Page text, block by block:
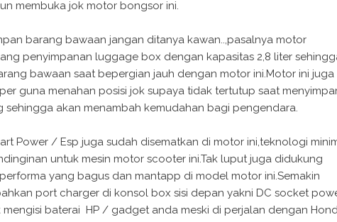
membuka jok motor bongsor ini.
barang bawaan jangan ditanya kawan..,pasalnya motor
penyimpanan luggage box dengan kapasitas 2,8 liter
bawaan saat bepergian jauh dengan motor ini.Motor ini juga
guna menahan posisi jok supaya tidak tertutup saat
sehingga akan menambah kemudahan bagi pengendara.
Power / Esp juga sudah disematkan di motor ini,teknologi
untuk mesin motor scooter ini.Tak luput juga didukung
yang bagus dan mantapp di model motor ini.Semakin
port charger di konsol box sisi depan yakni DC socket
mengisi baterai HP / gadget anda meski di perjalan dengan